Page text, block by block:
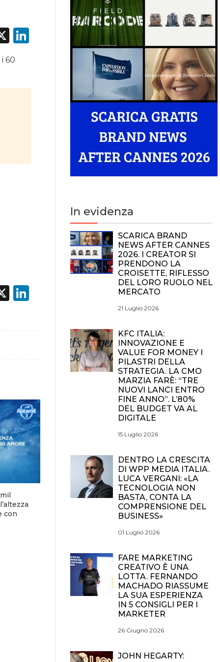
X LinkedIn
60
X LinkedIn
con
In evidenza
SCARICA BRAND
NEWS AFTER CANNES
2026. I CREATOR SI
PRENDONO LA
CROISETTE, RIFLESSO
DEL LORO RUOLO NEL
MERCATO
21 Luglio 2026
KFC ITALIA:
INNOVAZIONE E
VALUE FOR MONEY I
PILASTRI DELLA
STRATEGIA. LA CMO
MARZIA FARÈ: “TRE
NUOVI LANCI ENTRO
FINE ANNO”. L’80%
DEL BUDGET VA AL
DIGITALE
15 Luglio 2026
DENTRO LA CRESCITA
DI WPP MEDIA ITALIA.
LUCA VERGANI: «LA
TECNOLOGIA NON
BASTA, CONTA LA
COMPRENSIONE DEL
BUSINESS»
01 Luglio 2026
FARE MARKETING
CREATIVO È UNA
LOTTA. FERNANDO
MACHADO RIASSUME
LA SUA ESPERIENZA
IN 5 CONSIGLI PER I
MARKETER
26 Giugno 2026
JOHN HEGARTY: